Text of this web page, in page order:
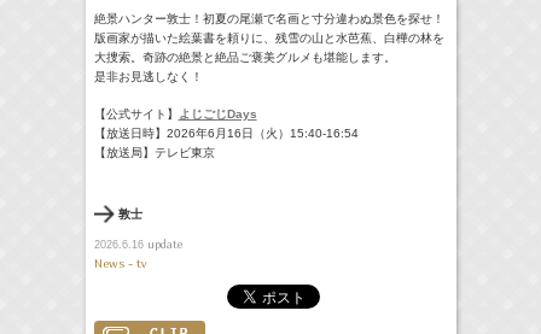
絶景ハンター敦士！初夏の尾瀬で名画と寸分違わぬ景色を探せ！
版画家が描いた絵葉書を頼りに、残雪の山と水芭蕉、白樺の林を
大捜索。奇跡の絶景と絶品ご褒美グルメも堪能します。
是非お見逃しなく！
【公式サイト】
よじごじDays
【放送日時】2026年6月16日（火）15:40-16:54
【放送局】テレビ東京
敦士
2026.6.16update
News - tv